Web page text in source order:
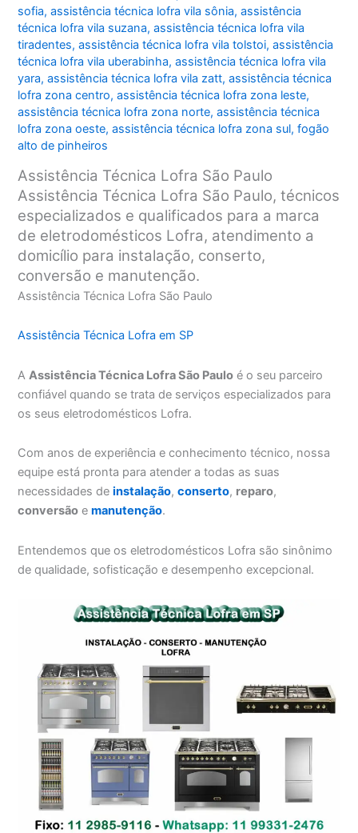
sofia,assistência técnica lofra vila sônia,assistência
técnica lofra vila suzana,assistência técnica lofra vila
tiradentes,assistência técnica lofra vila tolstoi,assistência
técnica lofra vila uberabinha,assistência técnica lofra vila
yara,assistência técnica lofra vila zatt,assistência técnica
lofra zona centro,assistência técnica lofra zona leste,
assistência técnica lofra zona norte,assistência técnica
lofra zona oeste,assistência técnica lofra zona sul,fogão
alto de pinheiros
Assistência Técnica Lofra São Paulo
Assistência Técnica Lofra São Paulo, técnicos
especializados e qualificados para a marca
de eletrodomésticos Lofra, atendimento a
domicílio para instalação, conserto,
conversão e manutenção.
Assistência Técnica Lofra São Paulo
Assistência Técnica Lofra em SP
AAssistência Técnica Lofra São Paulo é o seu parceiro
confiável quando se trata de serviços especializados para
os seus eletrodomésticos Lofra.
Com anos de experiência e conhecimento técnico, nossa
equipe está pronta para atender a todas as suas
necessidades deinstalação,conserto, reparo,
conversão emanutenção.
Entendemos que os eletrodomésticos Lofra são sinônimo
de qualidade, sofisticação e desempenho excepcional.